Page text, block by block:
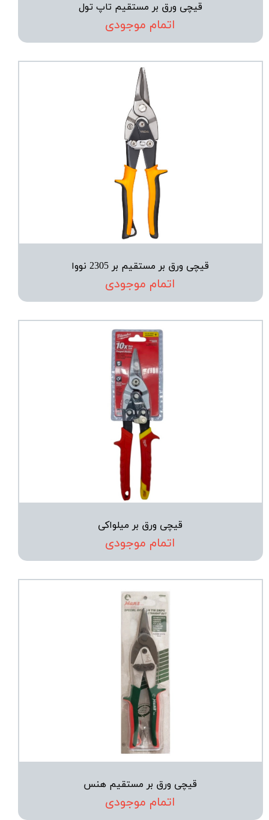
قیچی ورق بر مستقیم تاپ تول
اتمام موجودی
قیچی ورق بر مستقیم بر 2305 نووا
اتمام موجودی
قیچی ورق بر میلواکی
اتمام موجودی
قیچی ورق بر مستقیم هنس
اتمام موجودی